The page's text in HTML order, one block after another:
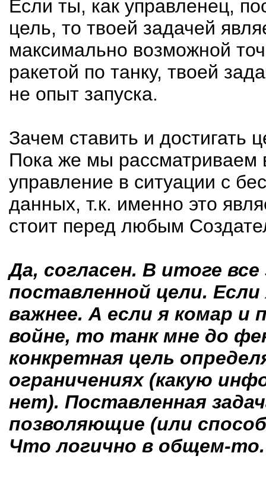
Если ты, как управленец,
цель, то твоей задачей
максимально возможной
ракетой по танку, твоей
не опыт запуска.
Зачем ставить и достигать
Пока же мы рассматриваем
управление в ситуации с
данных, т.к. именно это
стоит перед любым
Да, согласен. В итоге
поставленной цели.
важнее. А если я комар
войне, то танк мне до
конкретная цель
ограничениях (какую
нет). Поставленная
позволяющие (или
Что логично в общем-то.